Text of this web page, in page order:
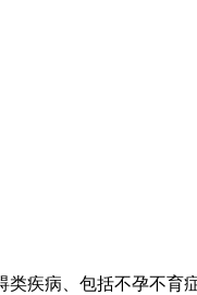
类疾病、包括不孕不育